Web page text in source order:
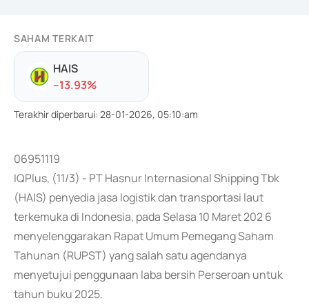
SAHAM TERKAIT
HAIS
--13.93%
Terakhir diperbarui: 28-01-2026, 05:10:am
06951119
IQPlus, (11/3) - PT Hasnur Internasional Shipping Tbk
(HAIS) penyedia jasa logistik dan transportasi laut
terkemuka di Indonesia, pada Selasa 10 Maret 202 6
menyelenggarakan Rapat Umum Pemegang Saham
Tahunan (RUPST) yang salah satu agendanya
menyetujui penggunaan laba bersih Perseroan untuk
tahun buku 2025.